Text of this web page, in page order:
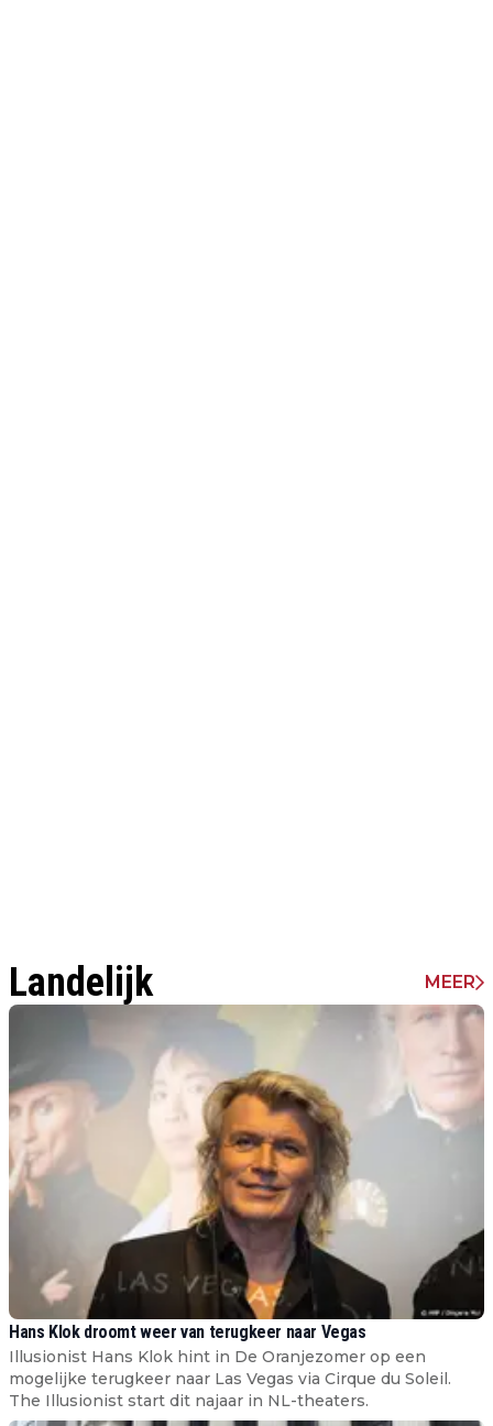
Landelijk MEER
Hans Klok droomt weer van terugkeer naar Vegas
Illusionist Hans Klok hint in De Oranjezomer op een
mogelijke terugkeer naar Las Vegas via Cirque du Soleil.
The Illusionist start dit najaar in NL-theaters.